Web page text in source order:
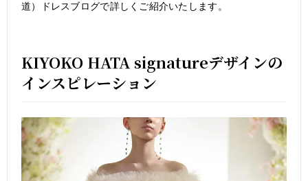
道）ドレスブログで詳しくご紹介いたします。
KIYOKO HATA signatureデザインの
インスピレーション